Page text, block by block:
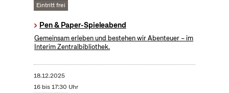
Eintritt frei
Pen & Paper-Spieleabend
Gemeinsam erleben und bestehen wir Abenteuer – im
Interim Zentralbibliothek.
18.12.2025
16 bis 17:30 Uhr